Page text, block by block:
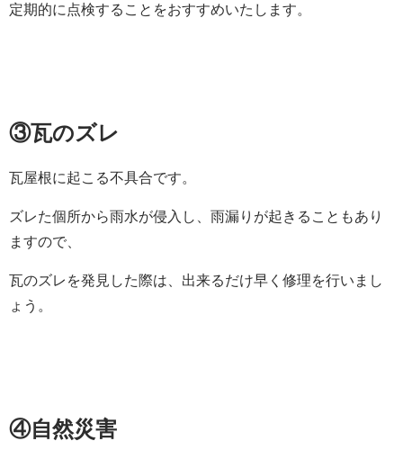
定期的に点検することをおすすめいたします。
③瓦のズレ
瓦屋根に起こる不具合です。
ズレた個所から雨水が侵入し、雨漏りが起きることもあり
ますので、
瓦のズレを発見した際は、出来るだけ早く修理を行いまし
ょう。
④自然災害